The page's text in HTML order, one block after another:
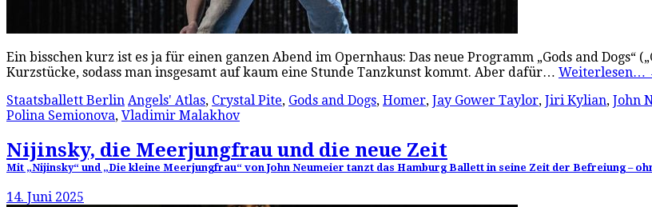
Ein bisschen kurz ist es ja für einen ganzen Abend im Opernhaus: Das neue Programm „Gods and
Kurzstücke, sodass man insgesamt auf kaum eine Stunde Tanzkunst kommt. Aber dafür… Weiterlesen…
Staatsballett Berlin Angels' Atlas, Crystal Pite, Gods and Dogs, Homer, Jay Gower Taylor, Jiri Kylian, John
Polina Semionova, Vladimir Malakhov
Nijinsky, die Meerjungfrau und die neue Zeit
Mit „Nijinsky“ und „Die kleine Meerjungfrau“ von John Neumeier tanzt das Hamburg Ballett in seine Zeit der Befreiung –
14. Juni 2025